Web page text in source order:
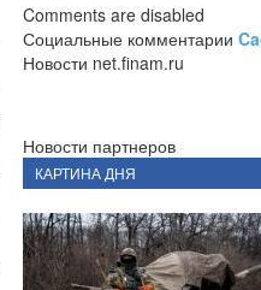
Comments are disabled
Социальные комментарии
Новости net.finam.ru
Новости партнеров
КАРТИНА ДНЯ